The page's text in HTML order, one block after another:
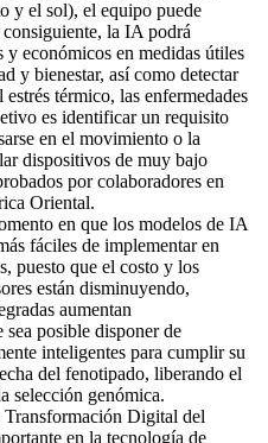
y el sol), el equipo puede
la IA podrá
económicos en medidas útiles
y bienestar, así como detectar
térmico, las enfermedades
es identificar un requisito
en el movimiento o la
dispositivos de muy bajo
por colaboradores en
Oriental.
en que los modelos de IA
fáciles de implementar en
puesto que el costo y los
están disminuyendo,
aumentan
sea posible disponer de
inteligentes para cumplir su
del fenotipado, liberando el
selección genómica.
Transformación Digital del
en la tecnología de